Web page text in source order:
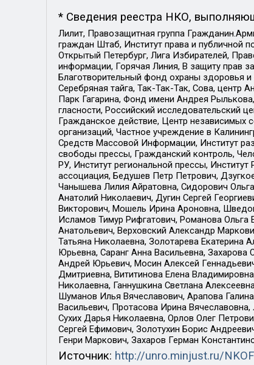
* Сведения реестра НКО,
Лилит, Правозащитная группа
граждан Штаб, Институт права и
Открытый Петербург, Лига Избирателей,
информации, Горячая Линия, В защиту прав
Благотворительный фонд охраны здоровья
Серебряная тайга, Так-Так-Так, Сова, центр
Парк Гагарина, Фонд имени Андрея
гласности, Российский исследовательский
Гражданское действие, Центр
организаций, Частное учреждение в
Средств Массовой Информации, Институт
свободы прессы, Гражданский контроль,
РУ, Институт региональной прессы,
ассоциация, Бедушев Петр Петрович,
Чанышева Лилия Айратовна, Сидорович
Анатолий Николаевич, Дугин Сергей
Викторович, Мошель Ирина Ароновна,
Исламов Тимур Рифгатович, Романова Ольга
Анатольевич, Верховский Александр
Татьяна Николаевна, Золотарева
Юрьевна, Саранг Анна Васильевна,
Андрей Юрьевич, Мосин Алексей
Дмитриевна, Вититинова Елена
Николаевна, Ганнушкина Светлана
Шуманов Илья Вячеславович, Арапова
Васильевич, Протасова Ирина
Сухих Дарья Николаевна, Орлов Олег
Сергей Ефимович, Золотухин Борис
Генри Маркович, Захаров Герман
Источник: http://unro.minjust.ru/